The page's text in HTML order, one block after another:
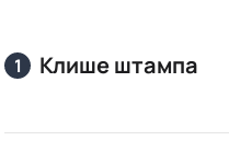
1 Клише штампа